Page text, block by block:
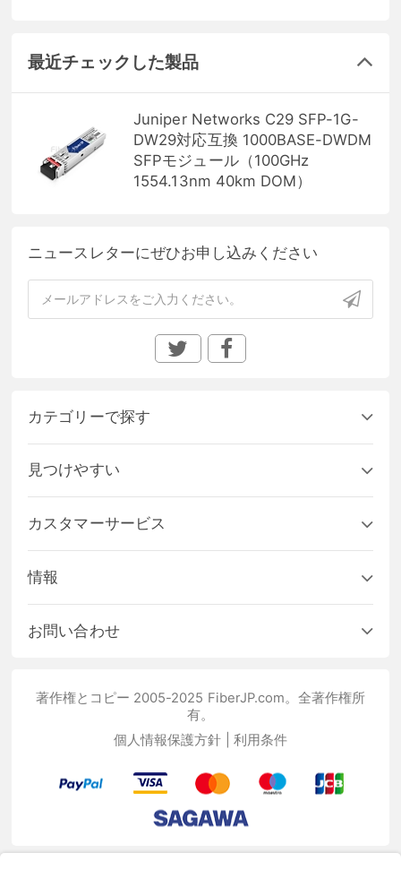
最近チェックした製品
Juniper Networks C29 SFP-1G-
DW29対応互換 1000BASE-DWDM
SFPモジュール（100GHz
1554.13nm 40km DOM）
ニュースレターにぜひお申し込みください
カテゴリーで探す
見つけやすい
カスタマーサービス
情報
お問い合わせ
著作権とコピー 2005-2025 FiberJP.com。全著作権所
有。
個人情報保護方針
利用条件